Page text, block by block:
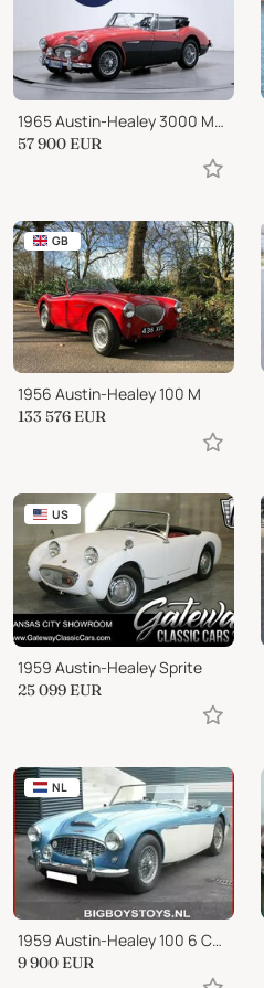
1965 Austin-Healey 3000 MK III CABRIO ISCRITTA REGISTRO ASI
57 900 EUR
GB
1956 Austin-Healey 100 M
133 576 EUR
US
1959 Austin-Healey Sprite
25 099 EUR
NL
1959 Austin-Healey 100 6 Cabriolet
9 900 EUR